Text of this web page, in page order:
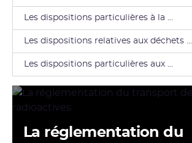
Les dispositions particulières à la ...
Les dispositions relatives aux déchets ...
Les dispositions particulières aux ...
La réglementation du